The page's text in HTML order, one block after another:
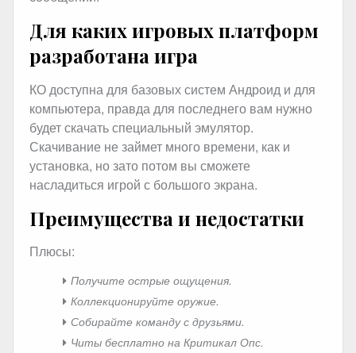
Для каких игровых платформ
разработана игра
КО доступна для базовых систем Андроид и для
компьютера, правда для последнего вам нужно
будет скачать специальный эмулятор.
Скачивание не займет много времени, как и
установка, но зато потом вы сможете
насладиться игрой с большого экрана.
Преимущества и недостатки
Плюсы:
Получите острые ощущения.
Коллекционируйте оружие.
Собирайте команду с друзьями.
Читы бесплатно на Критикал Опс.